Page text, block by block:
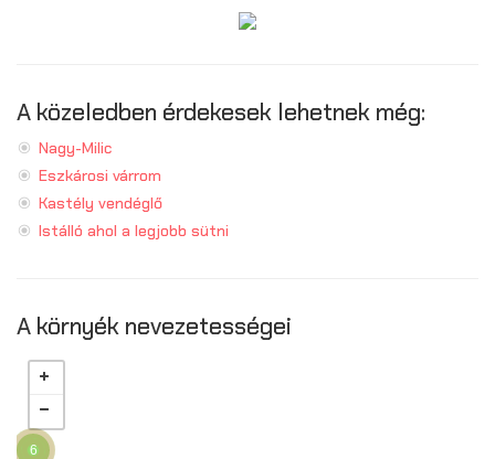
A közeledben érdekesek lehetnek még:
Nagy-Milic
Eszkárosi várrom
Kastély vendéglő
Istálló ahol a legjobb sütni
A környék nevezetességei
6